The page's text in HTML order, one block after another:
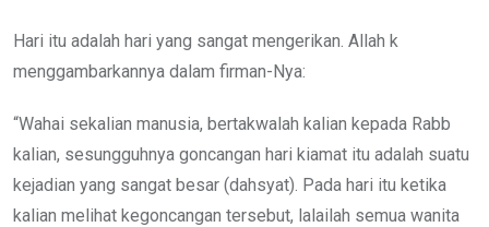
Hari itu adalah hari yang sangat mengerikan. Allah k
menggambarkannya dalam firman-Nya:
“Wahai sekalian manusia, bertakwalah kalian kepada Rabb
kalian, sesungguhnya goncangan hari kiamat itu adalah suatu
kejadian yang sangat besar (dahsyat). Pada hari itu ketika
kalian melihat kegoncangan tersebut, lalailah semua wanita